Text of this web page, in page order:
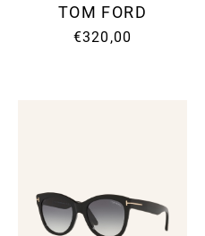
TOM FORD
€320,00